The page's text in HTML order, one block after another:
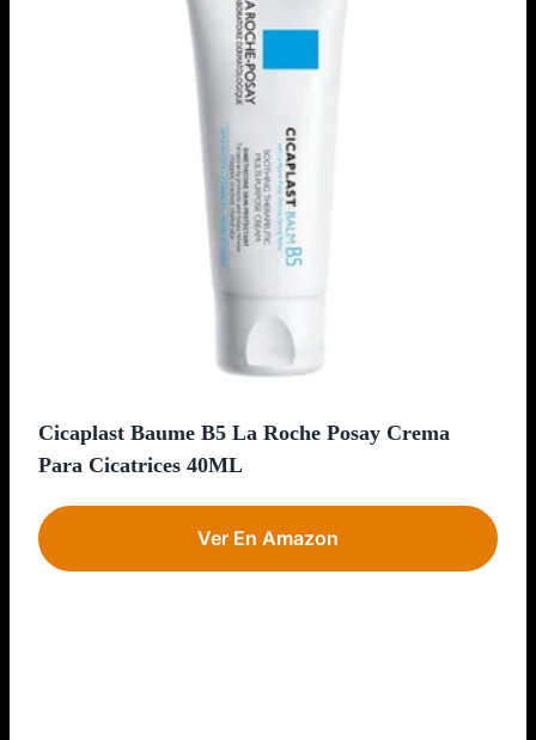
Cicaplast Baume B5 La Roche Posay Crema
Para Cicatrices 40ML
Ver En Amazon